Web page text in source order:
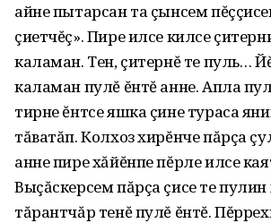
айне пытарсан та çынсем
çиетчĕç». Пире илсе килсе
каламан. Тен, çитернĕ те пуль…
каламан пулĕ ĕнтĕ анне. Апла
тирне ĕнтсе яшка çине тураса
тăватăп. Колхоз хирĕнче пăрçа
анне пире хăйĕнпе пĕрле илсе
Выçăскерсем пăрçа çисе те
тăрантчăр тенĕ пулĕ ĕнтĕ.